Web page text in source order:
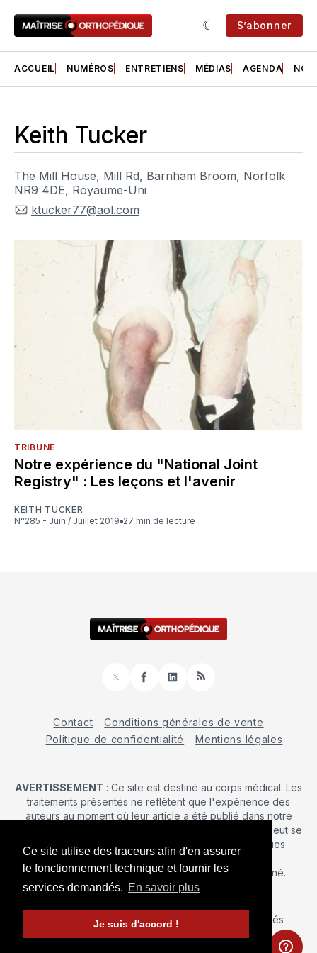
Ce site utilise des traceurs afin d'en assurer
le fonctionnement technique et fournir les
services demandés. En savoir plus
Je suis d'accord !
S’abonner
ACCUEIL NUMÉROS ENTRETIENS MÉDIAS AGENDA NOS
Keith Tucker
The Mill House, Mill Rd, Barnham Broom, Norfolk
NR9 4DE, Royaume-Uni
ktucker77@aol.com
TRIBUNE
Notre expérience du "National Joint
Registry" : Les leçons et l'avenir
KEITH TUCKER
N°285 - Juin / Juillet 2019
27 min de lecture
𝕏
FacebookLinkedInRSS
Contact
Conditions générales de vente
Politique de confidentialité
Mentions légales
AVERTISSEMENT : Ce site est destiné au corps médical. Les
traitements présentés ne reflètent que l'expérience des
auteurs au moment où leur article a été publié dans notre
journal. La décision d’une intervention chirurgicale ne peut se
prendre qu'après un examen clinique. Les techniques
publiées ici ne sauraient justifier une quelconque
revendication de la part d'un soignant ou d'un soigné.
© 2026 Maîtrise Orthopédique – Tous droits réservés